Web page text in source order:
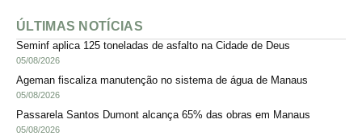
ÚLTIMAS NOTÍCIAS
Seminf aplica 125 toneladas de asfalto na Cidade de Deus
05/08/2026
Ageman fiscaliza manutenção no sistema de água de Manaus
05/08/2026
Passarela Santos Dumont alcança 65% das obras em Manaus
05/08/2026